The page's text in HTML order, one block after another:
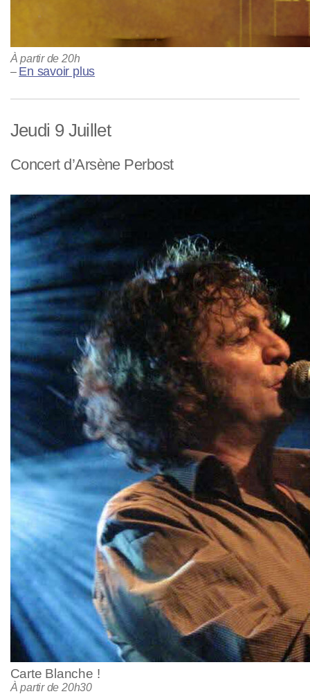
À partir de 20h
– En savoir plus
Jeudi 9 Juillet
Concert d’Arsène Perbost
Carte Blanche !
À partir de 20h30